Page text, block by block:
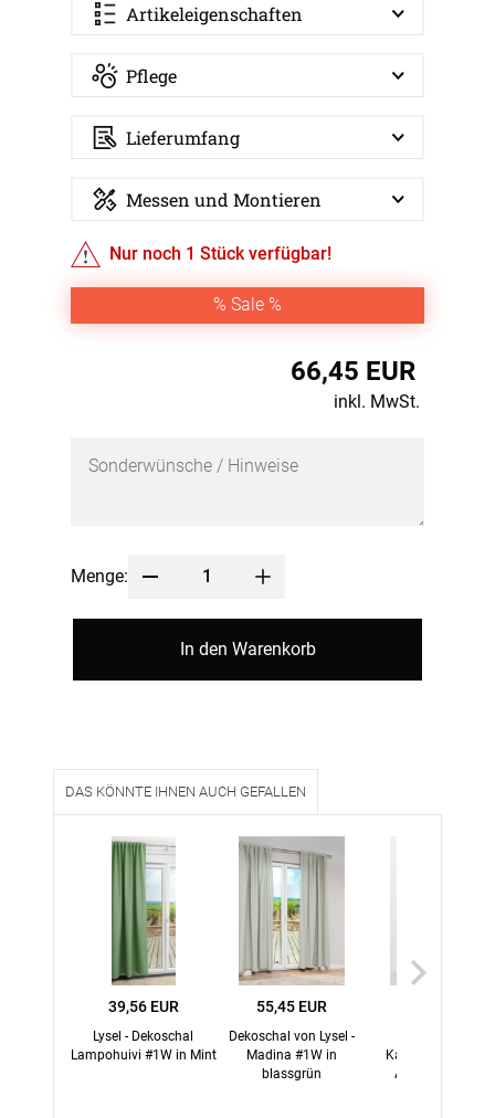
Artikeleigenschaften
Pflege
Lieferumfang
Messen und Montieren
Nur noch 1 Stück verfügbar!
% Sale %
66,45 EUR
inkl. MwSt.
Menge:
In den Warenkorb
DAS KÖNNTE IHNEN AUCH GEFALLEN
39,56 EUR
Lysel - Dekoschal
Lampohuivi #1W in Mint
55,45 EUR
Dekoschal von Lysel -
Madina #1W in
blassgrün
Kassettenrollo VD
Apfelgrün #1W